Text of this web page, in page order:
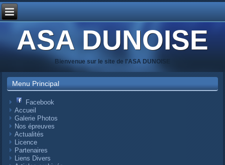
ASA DUNOISE
Bienvenue sur le site de l'ASA DUNOISE
Menu Principal
Facebook
Accueil
Galerie Photos
Nos épreuves
Actualités
Licence
Partenaires
Liens Divers